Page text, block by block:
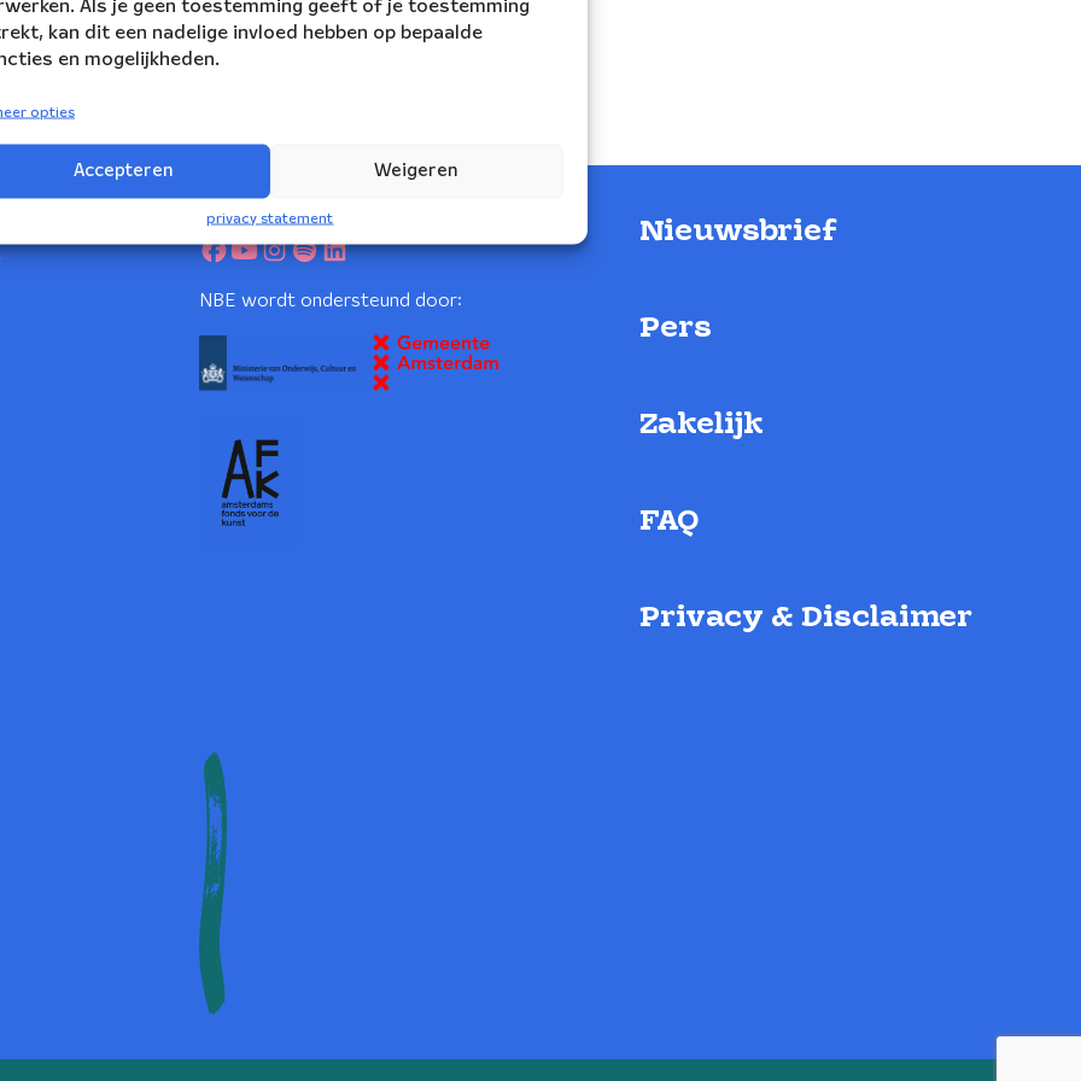
Als je geen toestemming geeft of je toestemming
kan dit een nadelige invloed hebben op bepaalde
en mogelijkheden.
opties
Accepteren Weigeren
privacy statement
Ensemble volg ons:
NBE wordt ondersteund door:
Nieuwsbrief
Pers
Zakelijk
FAQ
Privacy & Disclaimer